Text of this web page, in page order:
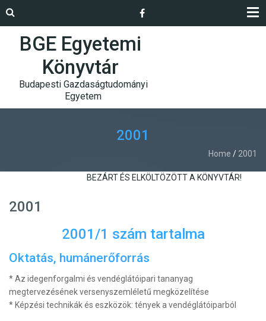
BGE Egyetemi
Könyvtár
Budapesti Gazdaságtudományi
Egyetem
2001
Home / 2001
BEZÁRT ÉS ELKÖLTÖZÖTT A KÖNYVTÁR!
2001
2001/1 szám tartalma
Oktatás, humánerőforrás
* Az idegenforgalmi és vendéglátóipari tananyag
megtervezésének versenyszemléletű megközelítése
* Képzési technikák és eszközök: tények a vendéglátóiparból